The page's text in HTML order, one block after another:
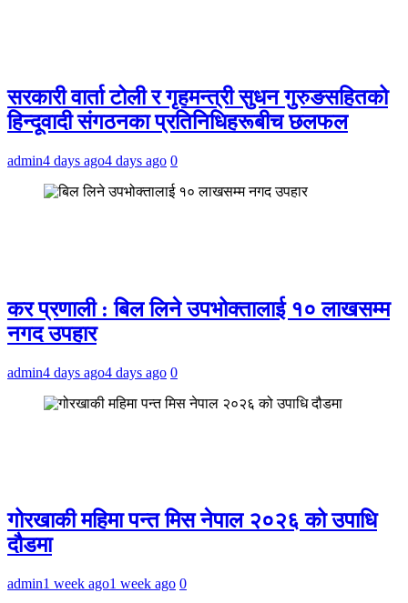
सरकारी वार्ता टोली र गृहमन्त्री सुधन गुरुङसहितको
हिन्दूवादी संगठनका प्रतिनिधिहरूबीच छलफल
admin4 days ago4 days ago 0
कर प्रणाली : बिल लिने उपभोक्तालाई १० लाखसम्म
नगद उपहार
admin4 days ago4 days ago 0
गोरखाकी महिमा पन्त मिस नेपाल २०२६ को उपाधि
दौडमा
admin1 week ago1 week ago 0